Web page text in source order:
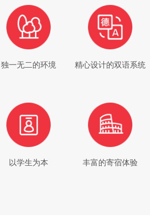
独一无二的环境 精心设计的双语系统
以学生为本 丰富的寄宿体验